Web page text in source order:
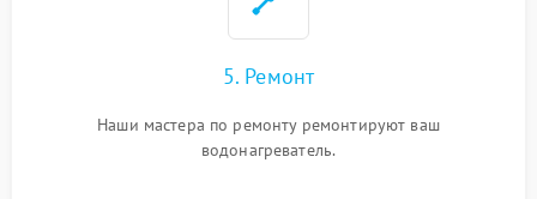
5. Ремонт
Наши мастера по ремонту ремонтируют ваш
водонагреватель.